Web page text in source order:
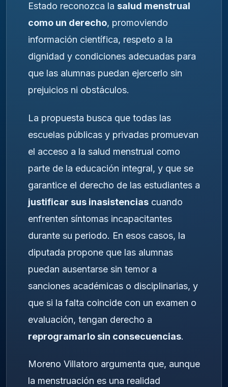
Estado reconozca la salud menstrual
como un derecho, promoviendo
información científica, respeto a la
dignidad y condiciones adecuadas para
que las alumnas puedan ejercerlo sin
prejuicios ni obstáculos.
La propuesta busca que todas las
escuelas públicas y privadas promuevan
el acceso a la salud menstrual como
parte de la educación integral, y que se
garantice el derecho de las estudiantes a
justificar sus inasistencias cuando
enfrenten síntomas incapacitantes
durante su periodo. En esos casos, la
diputada propone que las alumnas
puedan ausentarse sin temor a
sanciones académicas o disciplinarias, y
que si la falta coincide con un examen o
evaluación, tengan derecho a
reprogramarlo sin consecuencias.
Moreno Villatoro argumenta que, aunque
la menstruación es una realidad